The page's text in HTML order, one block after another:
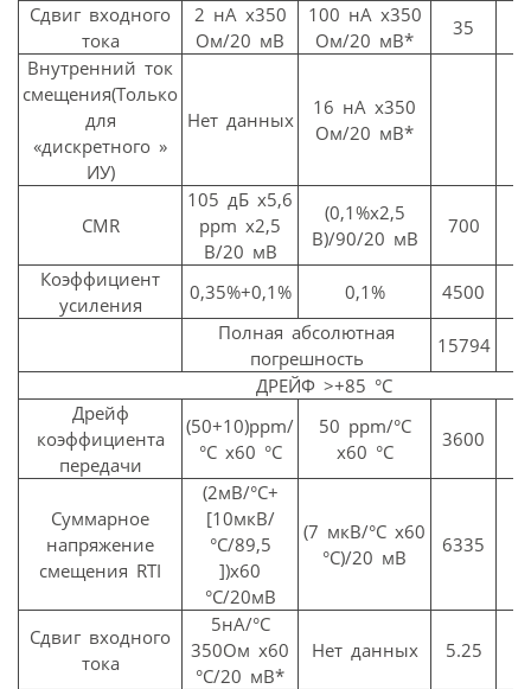
Сдвиг входного
тока
2 нА x350
Ом/20 мВ
100 нА x350
Ом/20 мВ*
35
Внутренний ток
смещения(Только
для
«дискретного »
ИУ)
Нет данных
16 нА x350
Ом/20 мВ*
CMR
105 дБ x5,6
ppm x2,5
В/20 мВ
(0,1%x2,5
В)/90/20 мВ
700
Коэффициент
усиления
0,35%+0,1% 0,1%
4500
Полная абсолютная
погрешность
15794
ДРЕЙФ >+85 °C
Дрейф
коэффициента
передачи
(50+10)ppm/
°C x60 °C
50 ppm/°C
x60 °C
3600
Суммарное
напряжение
смещения RTI
(2мВ/°C+
[10мкВ/
°C/89,5
])x60
°C/20мВ
(7 мкВ/°C x60
°C)/20 мВ
6335
Сдвиг входного
тока
5нА/°C
350Ом x60
°C/20 мВ*
Нет данных 5.25